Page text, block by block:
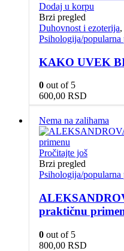
Dodaj u korpu
Brzi pregled
Duhovnost i ezoterija,
Psihologija/popularna
KAKO UVEK
0 out of 5
600,00 RSD
Nema na zalihama
Pročitajte još
Brzi pregled
Psihologija/popularna
praktičnu
0 out of 5
800,00 RSD